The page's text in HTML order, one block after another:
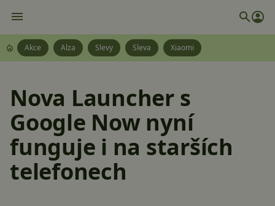
Akce Alza Slevy Sleva Xiaomi
Nova Launcher s
Google Now nyní
funguje i na starších
telefonech